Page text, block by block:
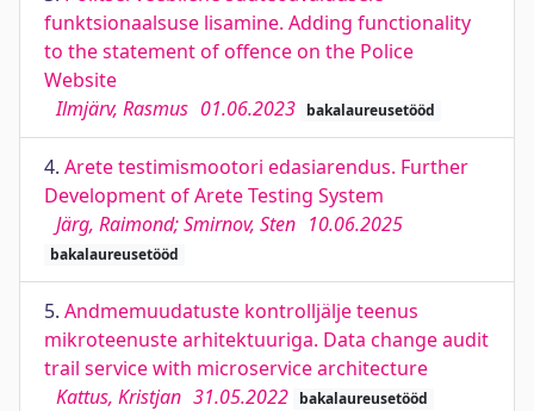
funktsionaalsuse lisamine. Adding functionality
to the statement of offence on the Police
Website
Ilmjärv, Rasmus 01.06.2023 bakalaureusetööd
4. Arete testimismootori edasiarendus. Further
Development of Arete Testing System
Järg, Raimond; Smirnov, Sten 10.06.2025
bakalaureusetööd
5. Andmemuudatuste kontrolljälje teenus
mikroteenuste arhitektuuriga. Data change audit
trail service with microservice architecture
Kattus, Kristjan 31.05.2022 bakalaureusetööd